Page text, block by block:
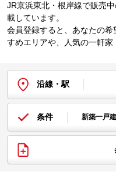
JR京浜東北・根岸線で販売
載しています。
会員登録すると、あなたの
すめエリアや、人気の一軒家
沿線・駅
条件 新築一戸